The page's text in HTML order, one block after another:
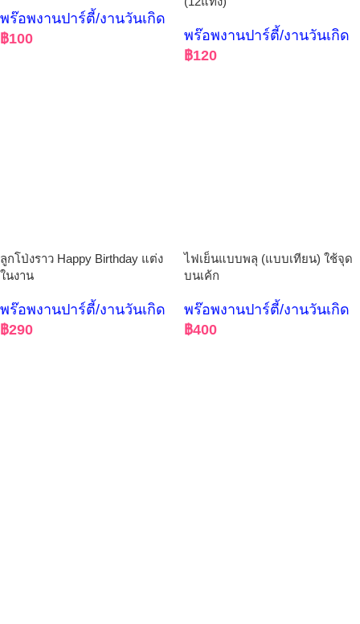
พร๊อพงานปาร์ตี้/งานวันเกิด
฿100
พร๊อพงานปาร์ตี้/งานวันเกิด
฿120
ลูกโป่งราว Happy Birthday แต่ง
ในงาน
พร๊อพงานปาร์ตี้/งานวันเกิด
฿290
ไฟเย็นแบบพลุ (แบบเทียน) ใช้จุด
บนเค้ก
พร๊อพงานปาร์ตี้/งานวันเกิด
฿400